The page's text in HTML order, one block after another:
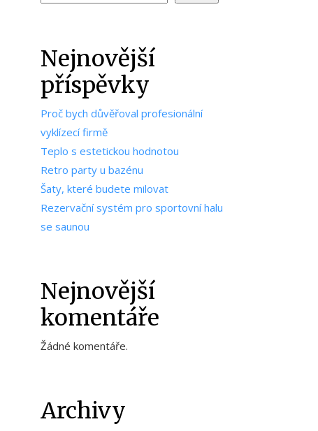
Nejnovější
příspěvky
Proč bych důvěřoval profesionální
vyklízecí firmě
Teplo s estetickou hodnotou
Retro party u bazénu
Šaty, které budete milovat
Rezervační systém pro sportovní halu
se saunou
Nejnovější
komentáře
Žádné komentáře.
Archivy